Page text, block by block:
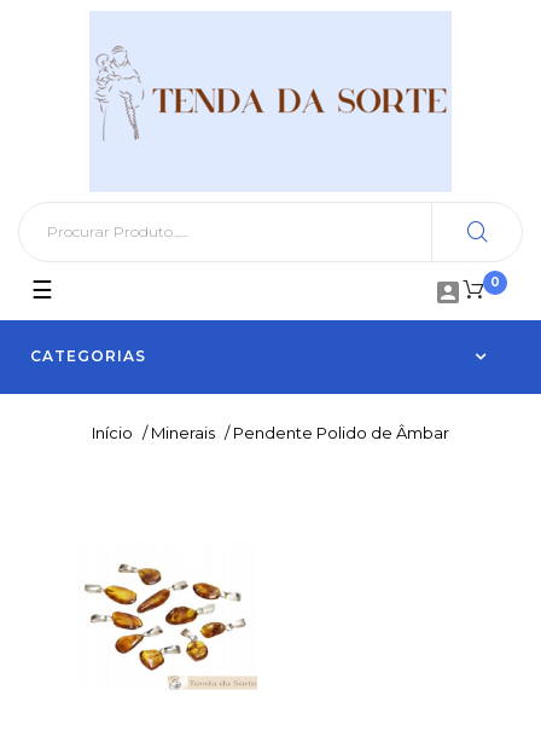
0

CATEGORIAS
Toggle
navigation
☰
Início / Minerais / Pendente Polido de Âmbar